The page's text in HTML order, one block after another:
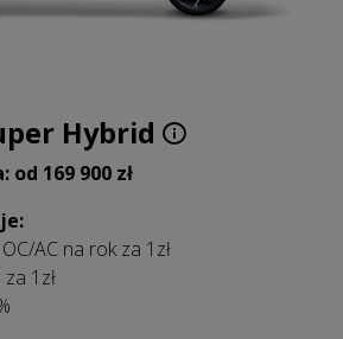
Hybrid
169 900 zł
AC na rok za 1zł
1zł